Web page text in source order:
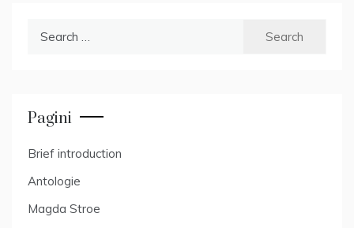
Pagini
Brief introduction
Antologie
Magda Stroe